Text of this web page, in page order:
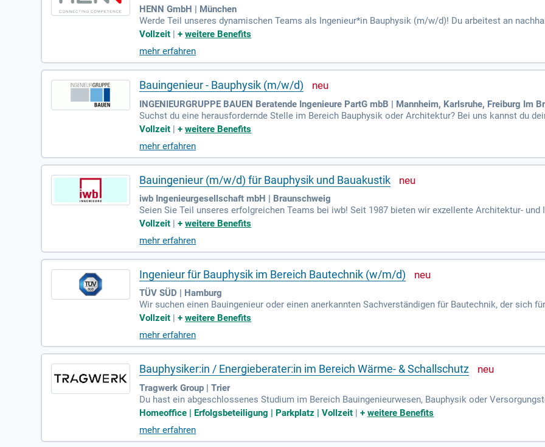
HENN GmbH | München
Werde Teil unseres dynamischen Teams als Ingenieur*in Bauphysik (m/w/d)! Du arbeitest an
mit und erstellst Planungs- und Beratungsleistungen gemäß HOAI. Deine Aufgaben umfassen
ach DIN V 18599. Zudem unterstützt du bei Gebäudezertifizierungen und begleitest interne
ft des Bauens aktiv mit!
Vollzeit |+weitere Benefits
mehr erfahren
Bauingenieur - Bauphysik (m/w/d)
INGENIEURGRUPPE BAUEN Beratende Ingenieure PartG mbB | Mannheim, Karlsruhe, Freiburg Im
Suchst du eine herausfordernde Stelle im Bereich Bauphysik oder Architektur? Bei uns kannst du
bringen und im Team innovative Lösungen entwickeln. Wir suchen talentierte und erfahrene
chtigung und Barrierefreiheit sind für uns selbstverständlich. Werde Teil der GRUPPE und gestalte
Vollzeit |+weitere Benefits
mehr erfahren
Bauingenieur (m/w/d) für Bauphysik und Bauakustik
iwb Ingenieurgesellschaft mbH | Braunschweig
Seien Sie Teil unseres erfolgreichen Teams bei iwb! Seit 1987 bieten wir exzellente Architektur- und
enieur (m/w/d) für Bauphysik zur Verstärkung unserer Standorte in Braunschweig und Berlin.
Vollzeit |+weitere Benefits
mehr erfahren
Ingenieur für Bauphysik im Bereich Bautechnik (w/m/d)
TÜV SÜD | Hamburg
Wir suchen einen Bauingenieur oder einen anerkannten Sachverständigen für Bautechnik, der sich
t. Ein analytisches Denkvermögen sowie Problemlösungsfähigkeiten sind unerlässlich.
higen Gehalt erhalten Sie attraktive Sonderzahlungen, darunter eine Konzernerfolgsprämie.
itsmanagement, das Ihnen Zugang zu vielfältigen Fitnessangeboten und einer betrieblichen
Vollzeit |+weitere Benefits
mehr erfahren
Bauphysiker:in / Energieberater:in im Bereich Wärme- & Schallschutz
Tragwerk Group | Trier
Du hast ein abgeschlossenes Studium im Bereich Bauingenieurwesen, Bauphysik oder
unkt Bauphysik/Wärme- und Schallschutz; Du bist ein Teamplayer und arbeitest präzise und
Homeoffice | Erfolgsbeteiligung | Parkplatz | Vollzeit |+weitere Benefits
mehr erfahren